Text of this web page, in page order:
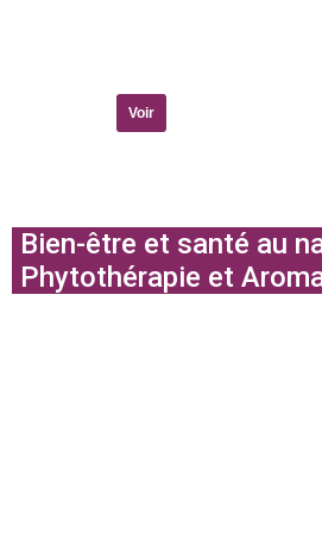
Voir
Bien-être et santé au
Phytothérapie et